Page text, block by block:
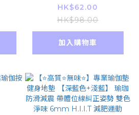
Shea Butter 添加 護
手乳 平行進口貨品
HK$62.00
HK$98.00
加入購物車